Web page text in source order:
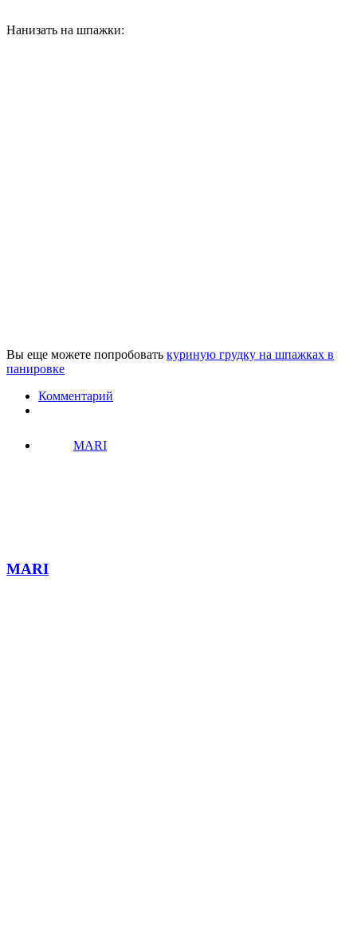
Нанизать на шпажки:
Вы еще можете попробовать куриную грудку на шпажках в
панировке
Комментарий
MARI
MARI